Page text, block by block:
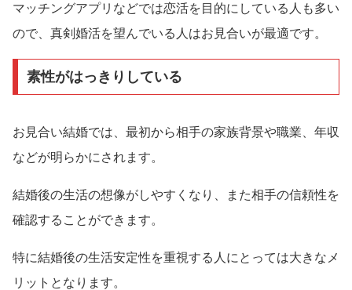
マッチングアプリなどでは恋活を目的にしている人も多い
ので、真剣婚活を望んでいる人はお見合いが最適です。
素性がはっきりしている
お見合い結婚では、最初から相手の家族背景や職業、年収
などが明らかにされます。
結婚後の生活の想像がしやすくなり、また相手の信頼性を
確認することができます。
特に結婚後の生活安定性を重視する人にとっては大きなメ
リットとなります。